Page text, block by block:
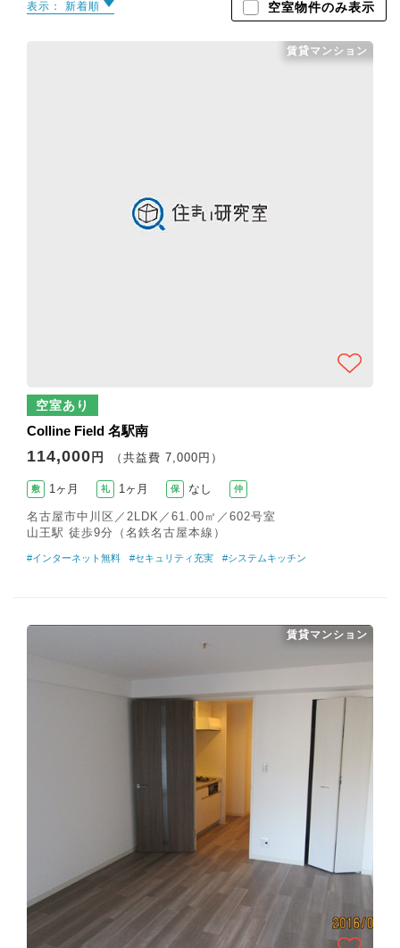
表示： 新着順 空室物件のみ表示
空室あり
Colline Field 名駅南
114,000 円 （共益費 7,000円）
敷 1ヶ月 礼 1ヶ月 保 なし 仲
名古屋市中川区／2LDK／61.00㎡／602号室
山王駅 徒歩9分（名鉄名古屋本線）
賃貸マンション
#インターネット無料 #セキュリティ充実 #システムキッチン
賃貸マンション